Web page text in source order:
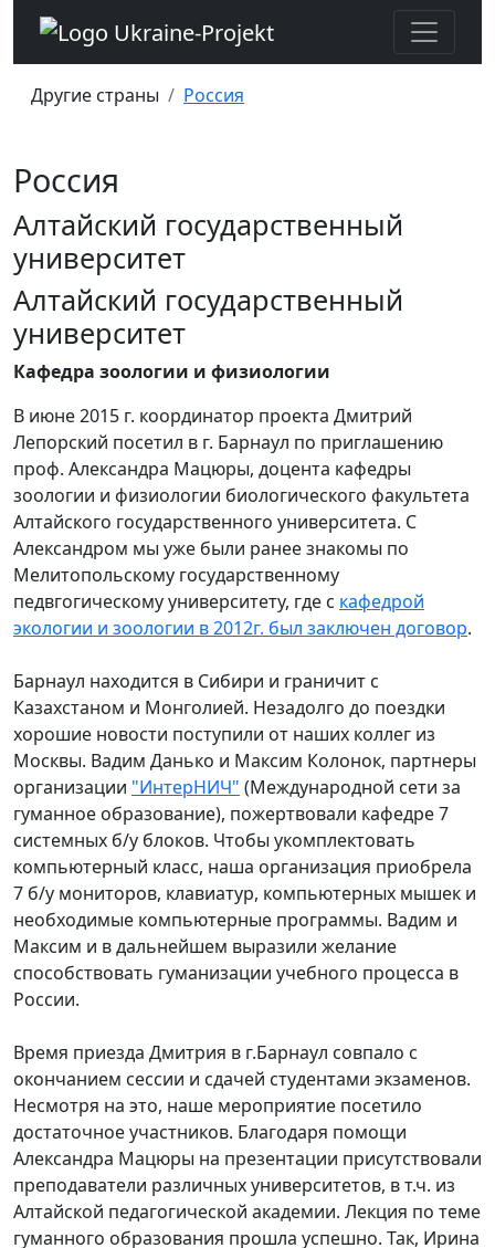
Другие страны Россия
Россия
Алтайский государственный
университет
Алтайский государственный
университет
Кафедра зоологии и физиологии
В июне 2015 г. координатор проекта Дмитрий
Лепорский посетил в г. Барнаул по приглашению
проф. Александра Мацюры, доцента кафедры
зоологии и физиологии биологического факультета
Алтайского государственного университета. С
Александром мы уже были ранее знакомы по
Мелитопольскому государственному
педвгогическому университету, где с кафедрой
экологии и зоологии в 2012г. был заключен договор.
Барнаул находится в Сибири и граничит с
Казахстаном и Монголией. Незадолго до поездки
хорошие новости поступили от наших коллег из
Москвы. Вадим Данько и Максим Колонок, партнеры
организации "ИнтерНИЧ" (Международной сети за
гуманное образование), пожертвовали кафедре 7
системных б/у блоков. Чтобы укомплектовать
компьютерный класс, наша организация приобрела
7 б/у мониторов, клавиатур, компьютерных мышек и
необходимые компьютерные программы. Вадим и
Максим и в дальнейшем выразили желание
способствовать гуманизации учебного процесса в
России.
Время приезда Дмитрия в г.Барнаул совпало с
окончанием сессии и сдачей студентами экзаменов.
Несмотря на это, наше мероприятие посетило
достаточное участников. Благодаря помощи
Александра Мацюры на презентации присутствовали
преподаватели различных университетов, в т.ч. из
Алтайской педагогической академии. Лекция по теме
гуманного образования прошла успешно. Так, Ирина